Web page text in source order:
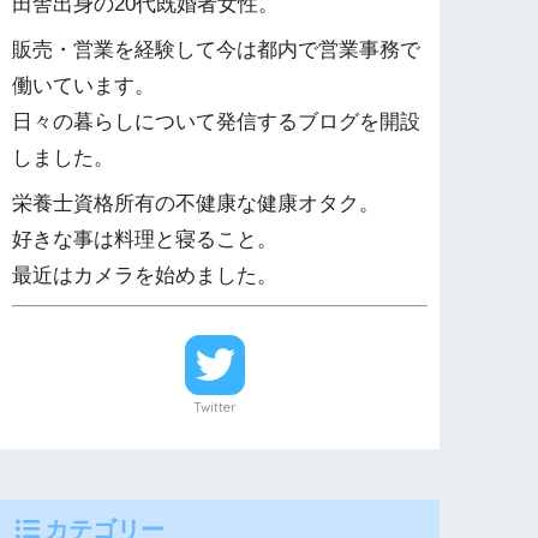
販売・営業を経験して今は都内で営業事務で
働いています。
日々の暮らしについて発信するブログを開設
しました。
栄養士資格所有の不健康な健康オタク。
好きな事は料理と寝ること。
最近はカメラを始めました。
Twitter
カテゴリー